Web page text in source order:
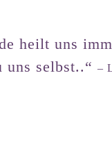
heilt uns
uns selbst..“–